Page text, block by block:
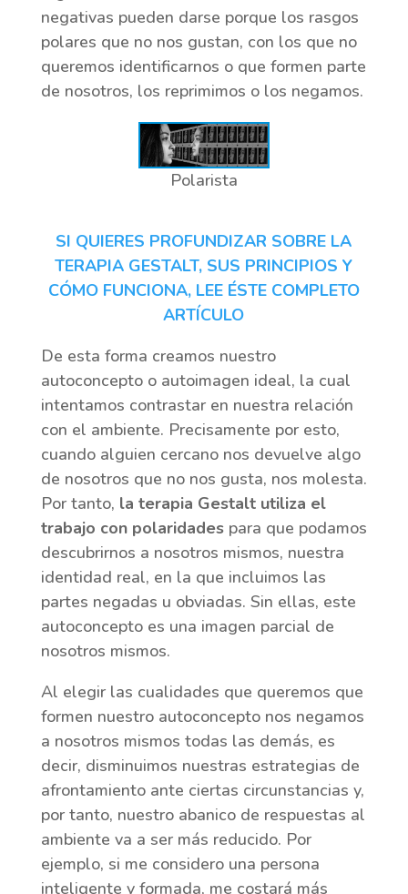
negativas pueden darse porque los rasgos
polares que no nos gustan, con los que no
queremos identificarnos o que formen parte
de nosotros, los reprimimos o los negamos.
Polarista
SI QUIERES PROFUNDIZAR SOBRE LA
TERAPIA GESTALT, SUS PRINCIPIOS Y
CÓMO FUNCIONA, LEE ÉSTE COMPLETO
ARTÍCULO
De esta forma creamos nuestro
autoconcepto o autoimagen ideal, la cual
intentamos contrastar en nuestra relación
con el ambiente. Precisamente por esto,
cuando alguien cercano nos devuelve algo
de nosotros que no nos gusta, nos molesta.
Por tanto, la terapia Gestalt utiliza el
trabajo con polaridadespara que podamos
descubrirnos a nosotros mismos, nuestra
identidad real, en la que incluimos las
partes negadas u obviadas. Sin ellas, este
autoconcepto es una imagen parcial de
nosotros mismos.
Al elegir las cualidades que queremos que
formen nuestro autoconcepto nos negamos
a nosotros mismos todas las demás, es
decir, disminuimos nuestras estrategias de
afrontamiento ante ciertas circunstancias y,
por tanto, nuestro abanico de respuestas al
ambiente va a ser más reducido. Por
ejemplo, si me considero una persona
inteligente y formada, me costará más